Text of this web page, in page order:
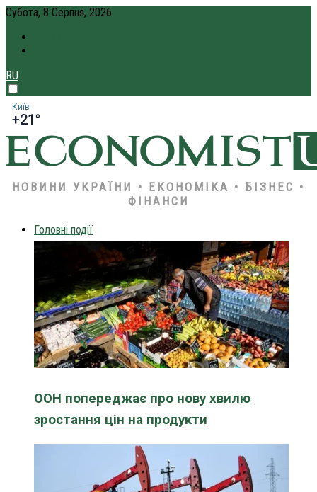
Субота, 8 Серпня, 2026
RU
Київ
+21°
НОВИНИ УКРАЇНИ • ЕКОНОМІКА • БІЗНЕС •
ФІНАНСИ
Головні події
ООН попереджає про нову хвилю
зростання цін на продукти